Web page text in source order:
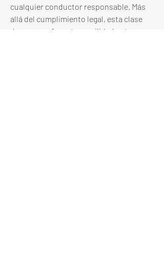
cualquier conductor responsable. Más
allá del cumplimiento legal, esta clase
de seguro ofrece tranquilidad ante